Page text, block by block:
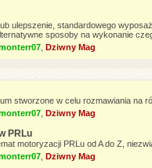
ulepszenie, standardowego
sposoby na wykonanie
Dziwny Mag
stworzone w celu rozmawiania na
Dziwny Mag
PRLu
motoryzacji PRLu od A do Z,
Dziwny Mag